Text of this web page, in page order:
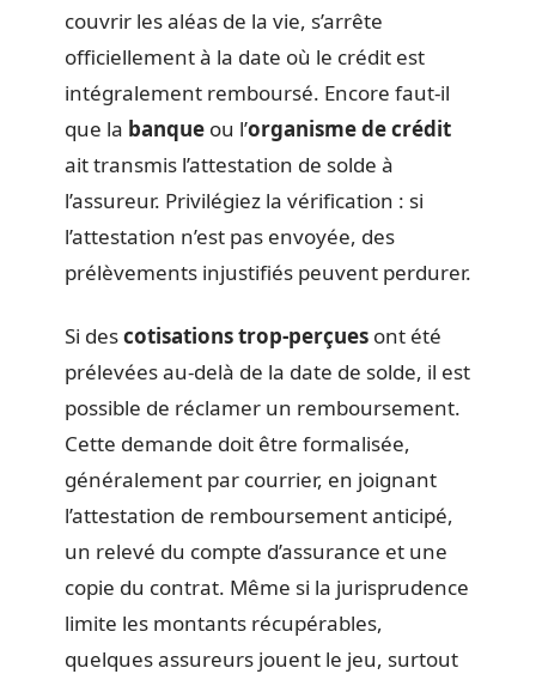
couvrir les aléas de la vie, s’arrête
officiellement à la date où le crédit est
intégralement remboursé. Encore faut-il
que la banque ou l’organisme de crédit
ait transmis l’attestation de solde à
l’assureur. Privilégiez la vérification : si
l’attestation n’est pas envoyée, des
prélèvements injustifiés peuvent perdurer.
Si descotisations trop-perçues ont été
prélevées au-delà de la date de solde, il est
possible de réclamer un remboursement.
Cette demande doit être formalisée,
généralement par courrier, en joignant
l’attestation de remboursement anticipé,
un relevé du compte d’assurance et une
copie du contrat. Même si la jurisprudence
limite les montants récupérables,
quelques assureurs jouent le jeu, surtout